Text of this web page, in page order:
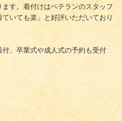
す。着付けはベテランのスタッフ
いても楽」と好評いただいており
、卒業式や成人式の予約も受付